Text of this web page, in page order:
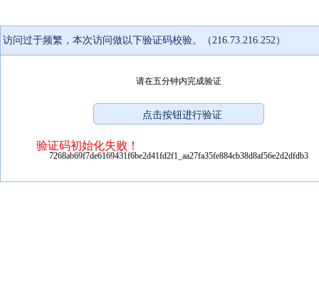
访问过于频繁，本次访问做以下验证码校验。（216.73.216.252）
请在五分钟内完成验证
验证码初始化失败！
7268ab69f7de6169431f6be2d41fd2f1_aa27fa35fe884cb38d8af56e2d2dfdb3